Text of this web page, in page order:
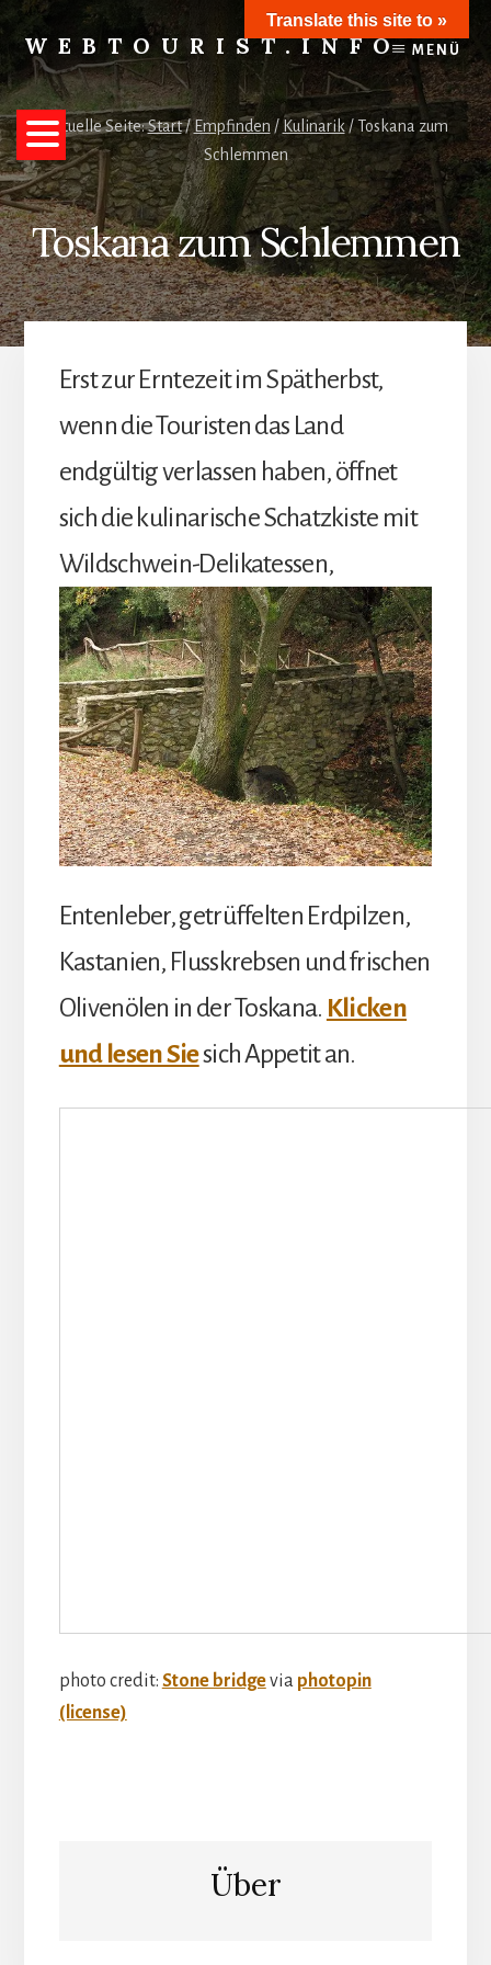
Skip
to
content
WEBTOURIST.INFO
Inspirationen
zum
Reisen
MENÜ
Aktuelle Seite:Start/Empfinden / Kulinarik/Toskana zum
Schlemmen
Toskana zum Schlemmen
Erst zur Erntezeit im Spätherbst,
wenn die Touristen das Land
endgültig verlassen haben, öffnet
sich die kulinarische Schatzkiste mit
Wildschwein-Delikatessen,
Entenleber, getrüffelten Erdpilzen,
Kastanien, Flusskrebsen und frischen
Olivenölen in der Toskana. Klicken
und lesen Siesich Appetit an.
photo credit: Stone bridgevia photopin
(license)
Über
Translate this site to »